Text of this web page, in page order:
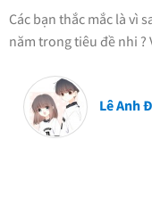
Các bạn thắc mắc là vì
năm trong tiêu đề nhi
Lê Anh